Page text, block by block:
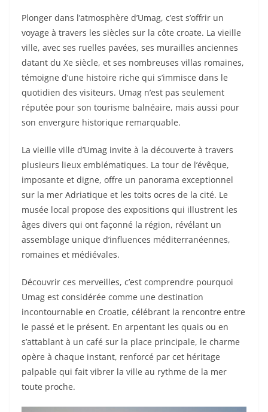
Plonger dans l’atmosphère d’Umag, c’est s’offrir un
voyage à travers les siècles sur la côte croate. La vieille
ville, avec ses ruelles pavées, ses murailles anciennes
datant du Xe siècle, et ses nombreuses villas romaines,
témoigne d’une histoire riche qui s’immisce dans le
quotidien des visiteurs. Umag n’est pas seulement
réputée pour son tourisme balnéaire, mais aussi pour
son envergure historique remarquable.
La vieille ville d’Umag invite à la découverte à travers
plusieurs lieux emblématiques. La tour de l’évêque,
imposante et digne, offre un panorama exceptionnel
sur la mer Adriatique et les toits ocres de la cité. Le
musée local propose des expositions qui illustrent les
âges divers qui ont façonné la région, révélant un
assemblage unique d’influences méditerranéennes,
romaines et médiévales.
Découvrir ces merveilles, c’est comprendre pourquoi
Umag est considérée comme une destination
incontournable en Croatie, célébrant la rencontre entre
le passé et le présent. En arpentant les quais ou en
s’attablant à un café sur la place principale, le charme
opère à chaque instant, renforcé par cet héritage
palpable qui fait vibrer la ville au rythme de la mer
toute proche.